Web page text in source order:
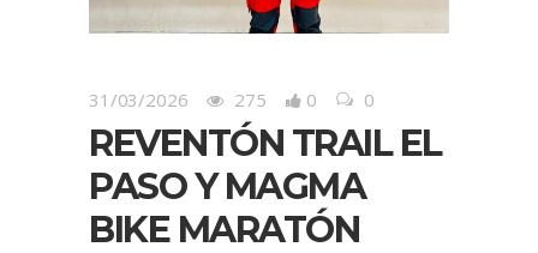
31/03/2026 275 0 0
REVENTÓN TRAIL EL
PASO Y MAGMA
BIKE MARATÓN